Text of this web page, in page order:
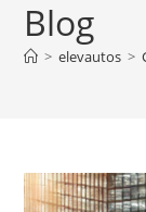
Blog
> elevautos >